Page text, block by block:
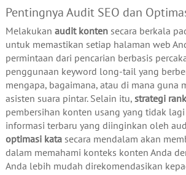
Pentingnya Audit SEO dan
Melakukan audit kontensecara berkala
untuk memastikan setiap halaman web
permintaan dari pencarian berbasis
penggunaan keyword long-tail yang
mengapa, bagaimana, atau di mana guna
asisten suara pintar. Selain itu, strategi
pembersihan konten usang yang tidak
informasi terbaru yang diinginkan oleh
optimasi katasecara mendalam akan
dalam memahami konteks konten Anda
Anda lebih mudah direkomendasikan